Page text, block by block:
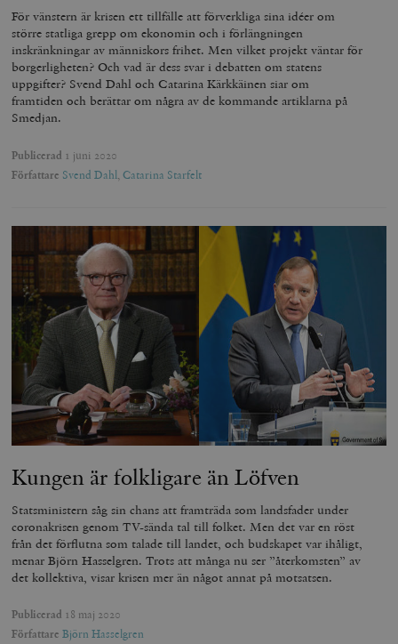
För vänstern är krisen ett tillfälle att förverkliga sina idéer om
större statliga grepp om ekonomin och i förlängningen
inskränkningar av människors frihet. Men vilket projekt väntar för
borgerligheten? Och vad är dess svar i debatten om statens
uppgifter? Svend Dahl och Catarina Kärkkäinen siar om
framtiden och berättar om några av de kommande artiklarna på
Smedjan.
Publicerad 1 juni 2020
Författare Svend Dahl,Catarina Starfelt
Kungen är folkligare än Löfven
Statsministern såg sin chans att framträda som landsfader under
coronakrisen genom TV-sända tal till folket. Men det var en röst
från det förflutna som talade till landet, och budskapet var ihåligt,
menar Björn Hasselgren. Trots att många nu ser ”återkomsten” av
det kollektiva, visar krisen mer än något annat på motsatsen.
Publicerad 18 maj 2020
Författare Björn Hasselgren